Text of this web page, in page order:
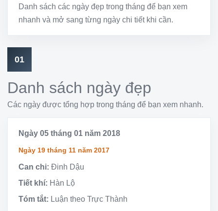
Danh sách các ngày đẹp trong tháng để bạn xem
nhanh và mở sang từng ngày chi tiết khi cần.
01
Danh sách ngày đẹp
Các ngày được tổng hợp trong tháng để bạn xem nhanh.
Ngày 05 tháng 01 năm 2018
Ngày 19 tháng 11 năm 2017
Can chi: Đinh Dậu
Tiết khí: Hàn Lộ
Tóm tắt: Luận theo Trực Thành